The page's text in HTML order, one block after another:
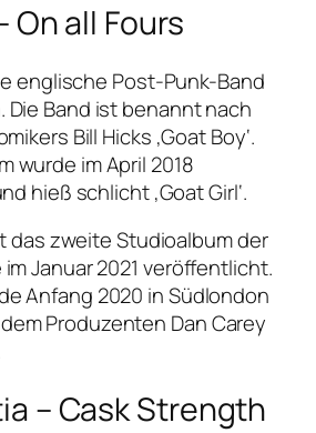
On all Fours
englische Post-Punk-Band
Die Band ist benannt nach
Bill Hicks ‚Goat Boy‘.
wurde im April 2018
hieß schlicht ‚Goat Girl‘.
das zweite Studioalbum der
im Januar 2021 veröffentlicht.
Anfang 2020 in Südlondon
Produzenten Dan Carey
– Cask Strength